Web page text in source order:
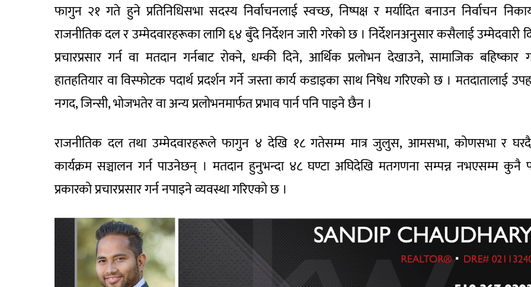
फागुन २१ गते हुने प्रतिनिधिसभा सदस्य निर्वाचनलाई स्वच्छ, निष्पक्ष र मर्यादित बनाउन निर्वाचन
राजनीतिक दल र उम्मेदवारहरूका लागि ६४ बुँदे निर्देशन जारी गरेको छ । निर्देशनअनुसार कसैलाई उम्मेदवारी
प्रचारप्रसार गर्न वा मतदान गर्नबाट रोक्ने, धम्की दिने, आर्थिक प्रलोभन देखाउने, सामाजिक बहिष्कार
हातहतियार वा विस्फोटक पदार्थ प्रदर्शन गर्ने जस्ता कार्य कडाइका साथ निषेध गरिएको छ । मतदातालाई
नगद, जिन्सी, भोजभतेर वा अन्य प्रलोभनमार्फत प्रभाव पार्न पनि पाइने छैन ।
राजनीतिक दल तथा उम्मेदवारहरूले फागुन ४ देखि १८ गतेसम्म मात्र जुलुस, आमसभा, कोणसभा र
कार्यक्रम सञ्चालन गर्न पाउनेछन् । मतदान हुनुभन्दा ४८ घण्टा अघिदेखि मतगणना सम्पन्न नभएसम्म कुनै
प्रकारको प्रचारप्रसार गर्न नपाइने व्यवस्था गरिएको छ ।